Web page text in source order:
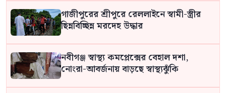
গাজীপুরের শ্রীপুরে রেললাইনে স্বামী-স্ত্রীর
ছিন্নবিচ্ছিন্ন মরদেহ উদ্ধার
নবীগঞ্জ স্বাস্থ্য কমপ্লেক্সের বেহাল দশা,
নোংরা-আবর্জনায় বাড়ছে স্বাস্থ্যঝুঁকি